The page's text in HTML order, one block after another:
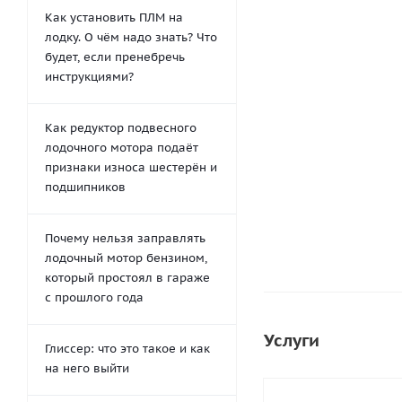
Услуги
Как установить ПЛМ на
лодку. О чём надо знать? Что
будет, если пренебречь
инструкциями?
Как редуктор подвесного
лодочного мотора подаёт
признаки износа шестерён и
подшипников
Почему нельзя заправлять
лодочный мотор бензином,
который простоял в гараже
с прошлого года
Глиссер: что это такое и как
на него выйти